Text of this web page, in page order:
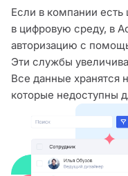
Если в компании есть
в цифровую среду, в
авторизацию с
Эти службы
Все данные хранятся
которые недоступны